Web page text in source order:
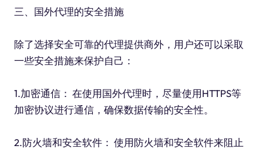
三、国外代理的安全措施
除了选择安全可靠的代理提供商外，用户还可以采取
一些安全措施来保护自己：
1.加密通信： 在使用国外代理时，尽量使用HTTPS等
加密协议进行通信，确保数据传输的安全性。
2.防火墙和安全软件： 使用防火墙和安全软件来阻止